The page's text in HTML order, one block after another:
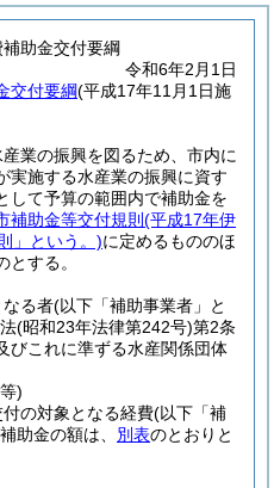
助金交付要綱
令和6年2月1日
交付要綱(平成17年11月1日施
業の振興を図るため、市内に
実施する水産業の振興に資す
して予算の範囲内で補助金を
補助金等交付規則 (平成17年伊
」という。)に定めるもののほ
する。
る者(以下「補助事業者」と
(昭和23年法律第242号)第2条
びこれに準ずる水産関係団体
)
の対象となる経費(以下「補
助金の額は、 別表のとおりと